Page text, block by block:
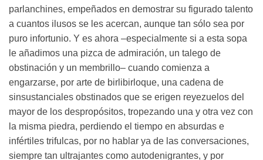
parlanchines, empeñados en demostrar su figurado talento
a cuantos ilusos se les acercan, aunque tan sólo sea por
puro infortunio. Y es ahora –especialmente si a esta sopa
le añadimos una pizca de admiración, un talego de
obstinación y un membrillo– cuando comienza a
engarzarse, por arte de birlibirloque, una cadena de
sinsustanciales obstinados que se erigen reyezuelos del
mayor de los despropósitos, tropezando una y otra vez con
la misma piedra, perdiendo el tiempo en absurdas e
infértiles trifulcas, por no hablar ya de las conversaciones,
siempre tan ultrajantes como autodenigrantes, y por